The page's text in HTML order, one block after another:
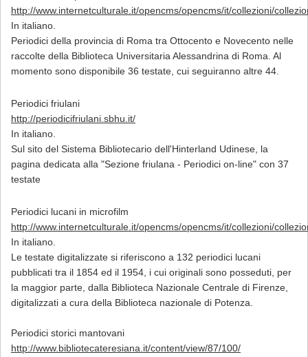
http://www.internetculturale.it/opencms/opencms/it/collezioni/
In italiano.
Periodici della provincia di Roma tra Ottocento e Novecento nelle
raccolte della Biblioteca Universitaria Alessandrina di Roma. Al
momento sono disponibile 36 testate, cui seguiranno altre 44.
Periodici friulani
http://periodicifriulani.sbhu.it/
In italiano.
Sul sito del Sistema Bibliotecario dell'Hinterland Udinese, la
pagina dedicata alla "Sezione friulana - Periodici on-line" con 37
testate
Periodici lucani in microfilm
http://www.internetculturale.it/opencms/opencms/it/collezioni/
In italiano.
Le testate digitalizzate si riferiscono a 132 periodici lucani
pubblicati tra il 1854 ed il 1954, i cui originali sono posseduti, per
la maggior parte, dalla Biblioteca Nazionale Centrale di Firenze,
digitalizzati a cura della Biblioteca nazionale di Potenza.
Periodici storici mantovani
http://www.bibliotecateresiana.it/content/view/87/100/